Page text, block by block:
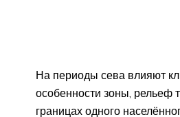
На периоды сева влияют
особенности зоны, рельеф
границах одного